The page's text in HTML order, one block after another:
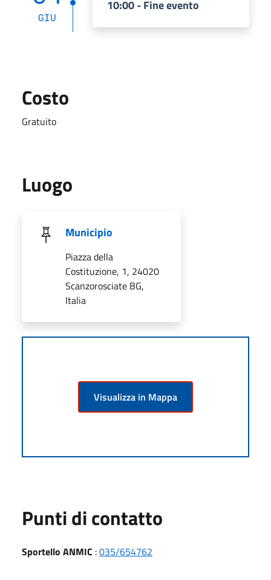
GIU
10:00 - Fine evento
Costo
Gratuito
Luogo
Municipio
Piazza della
Costituzione, 1, 24020
Scanzorosciate BG,
Italia
Visualizza in Mappa
Punti di contatto
Sportello ANMIC :035/654762